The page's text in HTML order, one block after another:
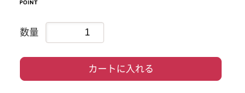
数量
カートに入れる